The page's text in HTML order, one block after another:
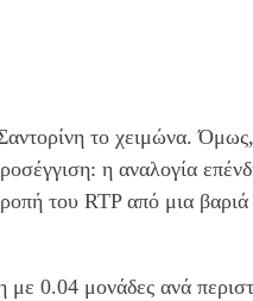
το χειμώνα.
η αναλογία
του RTP από μια
0.04 μονάδες ανά